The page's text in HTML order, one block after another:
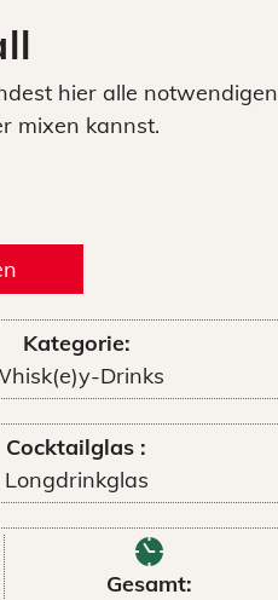
hier alle notwendigen
mixen kannst.
Kategorie:
Drinks
Cocktailglas :
Longdrinkglas
Gesamt: